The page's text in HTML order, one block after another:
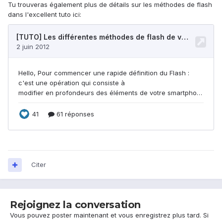
Tu trouveras également plus de détails sur les méthodes de flash
dans l'excellent tuto ici:
Citer
Rejoignez la conversation
Vous pouvez poster maintenant et vous enregistrez plus tard. Si